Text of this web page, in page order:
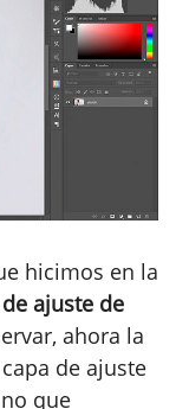
hicimos en la
ajuste de
ahora la
de ajuste
que